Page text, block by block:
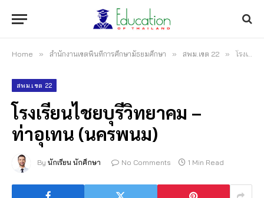
Home » สำนักงานเขตพื้นที่การศึกษามัธยมศึกษา » สพม.เขต 22 » โรงเรียนไชยบุรีวิทยาคม – ท่าอุเทน (นครพนม)
สพม.เขต 22
โรงเรียนไชยบุรีวิทยาคม –
ท่าอุเทน (นครพนม)
By นักเรียน นักศึกษา No Comments 1 Min Read